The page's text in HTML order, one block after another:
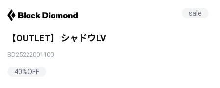
sale
【OUTLET】 シャドウLV
BD25222001100
40%OFF